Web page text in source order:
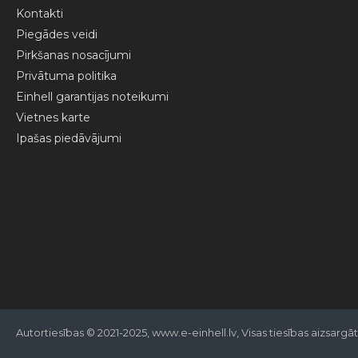
Kontakti
Piegādes veidi
Pirkšanas nosacījumi
Privātuma politika
Einhell garantijas noteikumi
Vietnes karte
Ipašas piedāvājumi
Autortiesības © 2021-2025, www.e-einhell.lv, Visas tiesības